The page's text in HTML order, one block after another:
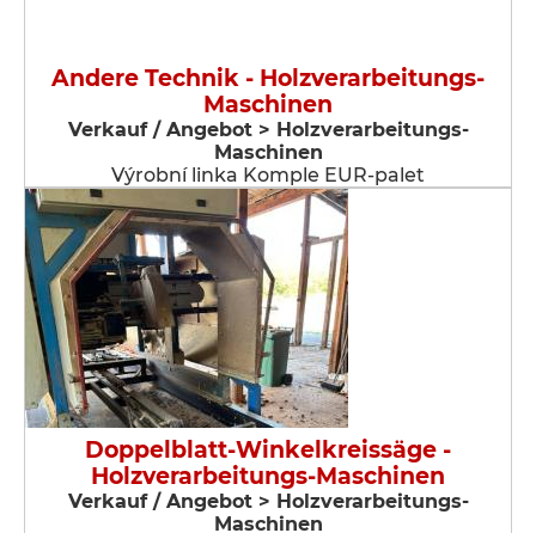
Andere Technik - Holzverarbeitungs-
Maschinen
Verkauf / Angebot > Holzverarbeitungs-
Maschinen
Výrobní linka Komple EUR-palet
Doppelblatt-Winkelkreissäge -
Holzverarbeitungs-Maschinen
Verkauf / Angebot > Holzverarbeitungs-
Maschinen